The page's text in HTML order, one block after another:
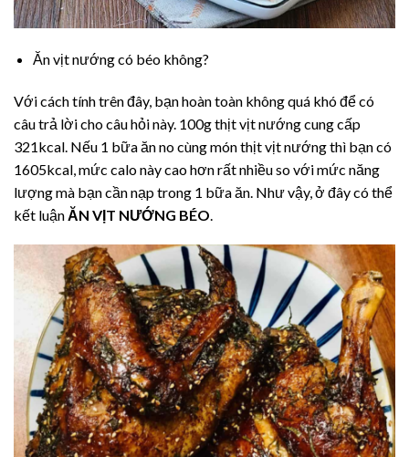
Ăn vịt nướng có béo không?
Với cách tính trên đây, bạn hoàn toàn không quá khó để có
câu trả lời cho câu hỏi này. 100g thịt vịt nướng cung cấp
321kcal. Nếu 1 bữa ăn no cùng món thịt vịt nướng thì bạn có
1605kcal, mức calo này cao hơn rất nhiều so với mức năng
lượng mà bạn cần nạp trong 1 bữa ăn. Như vậy, ở đây có thể
kết luận ĂN VỊT NƯỚNG BÉO